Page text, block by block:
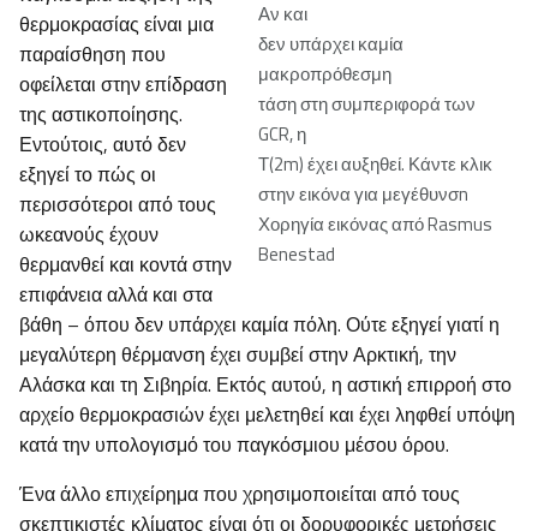
Αν και
δεν υπάρχει καμία
μακροπρόθεσμη
τάση στη συμπεριφορά των
GCR, η
Τ(2m) έχει αυξηθεί. Κάντε κλικ
στην εικόνα για μεγέθυνσn
Χορηγία εικόνας από Rasmus
Benestad
θερμοκρασίας είναι μια
παραίσθηση που
οφείλεται στην επίδραση
της αστικοποίησης.
Εντούτοις, αυτό δεν
εξηγεί το πώς οι
περισσότεροι από τους
ωκεανούς έχουν
θερμανθεί και κοντά στην
επιφάνεια αλλά και στα
βάθη – όπου δεν υπάρχει καμία πόλη. Ούτε εξηγεί γιατί η
μεγαλύτερη θέρμανση έχει συμβεί στην Αρκτική, την
Αλάσκα και τη Σιβηρία. Εκτός αυτού, η αστική επιρροή στο
αρχείο θερμοκρασιών έχει μελετηθεί και έχει ληφθεί υπόψη
κατά την υπολογισμό του παγκόσμιου μέσου όρου.
Ένα άλλο επιχείρημα που χρησιμοποιείται από τους
σκεπτικιστές κλίματος είναι ότι οι δορυφορικές μετρήσεις